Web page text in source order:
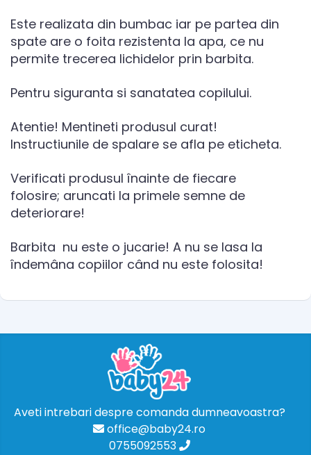
Este realizata din bumbac iar pe partea din
spate are o foita rezistenta la apa, ce nu
permite trecerea lichidelor prin barbita.
Pentru siguranta si sanatatea copilului.
Atentie! Mentineti produsul curat!
Instructiunile de spalare se afla pe eticheta.
Verificati produsul înainte de fiecare
folosire; aruncati la primele semne de
deteriorare!
Barbita nu este o jucarie! A nu se lasa la
îndemâna copiilor când nu este folosita!
Aveti intrebari despre comanda dumneavoastra?
office@baby24.ro
0755092553